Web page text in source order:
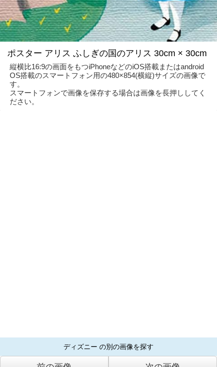
ポスター アリス ふしぎの国のアリス 30cm × 30cm
縦横比16:9の画面をもつiPhoneなどのiOS搭載またはandroid
OS搭載のスマートフォン用の480×854(横縦)サイズの画像で
す。
スマートフォンで画像を保存する場合は画像を長押ししてく
ださい。
ディズニー の別の画像を探す